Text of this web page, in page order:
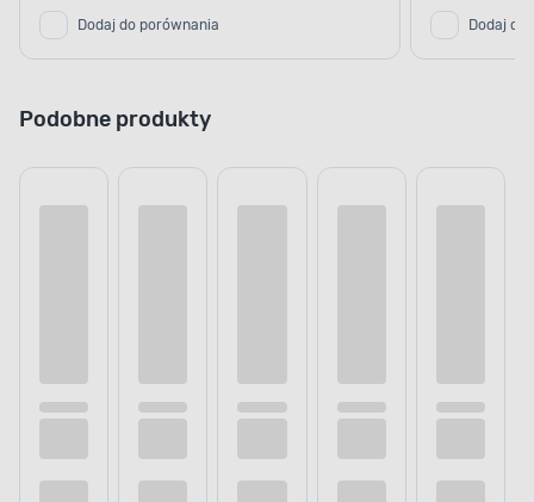
Dodaj do porównania Dodaj do
Podobne produkty